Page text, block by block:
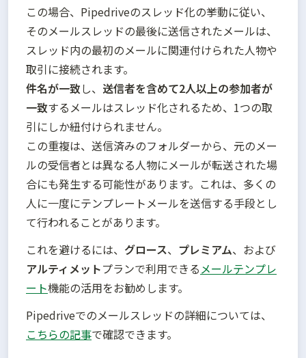
この場合、Pipedriveのスレッド化の挙動に従い、
そのメールスレッドの最後に送信されたメールは、
スレッド内の最初のメールに関連付けられた人物や
件名が一致し、 送信者を含めて2人以上の参加者が
一致するメールはスレッド化されるため、1つの取
引にしか紐付けられません。
この重複は、送信済みのフォルダーから、元のメー
ルの受信者とは異なる人物にメールが転送された場
合にも発生する可能性があります。これは、多くの
人に一度にテンプレートメールを送信する手段とし
これを避けるには、 グロース、 プレミアム、および
アルティメットプランで利用できるメールテンプレ
ート機能の活用をお勧めします。
Pipedriveでのメールスレッドの詳細については、
こちらの記事で確認できます。